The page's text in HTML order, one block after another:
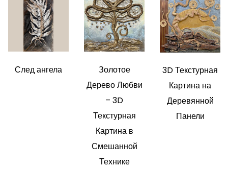
След ангела
Золотое
Дерево Любви
– 3D
Текстурная
Картина в
Смешанной
Технике
3D Текстурная
Картина на
Деревянной
Панели